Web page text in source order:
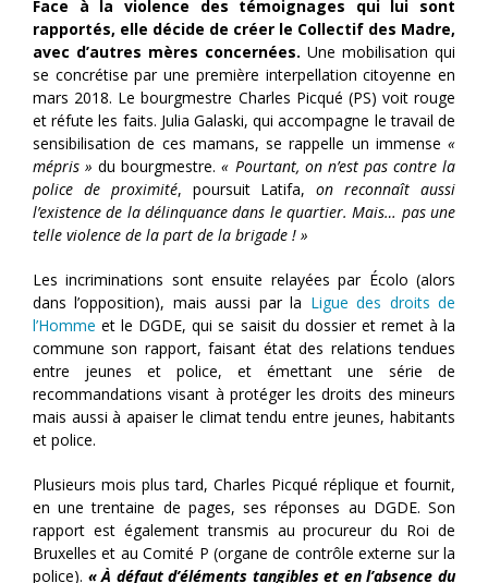
Face à la violence des témoignages qui lui sont
rapportés, elle décide de créer le Collectif des Madre,
avec d’autres mères concernées. Une mobilisation qui
se concrétise par une première interpellation citoyenne en
mars 2018. Le bourgmestre Charles Picqué (PS) voit rouge
et réfute les faits. Julia Galaski, qui accompagne le travail de
sensibilisation de ces mamans, se rappelle un immense «
mépris » du bourgmestre.« Pourtant, on n’est pas contre la
police de proximité, poursuit Latifa,on reconnaît aussi
l’existence de la délinquance dans le quartier. Mais… pas une
telle violence de la part de la brigade ! »
Les incriminations sont ensuite relayées par Écolo (alors
dans l’opposition), mais aussi par la Ligue des droits de
l’Homme et le DGDE, qui se saisit du dossier et remet à la
commune son rapport, faisant état des relations tendues
entre jeunes et police, et émettant une série de
recommandations visant à protéger les droits des mineurs
mais aussi à apaiser le climat tendu entre jeunes, habitants
et police.
Plusieurs mois plus tard, Charles Picqué réplique et fournit,
en une trentaine de pages, ses réponses au DGDE. Son
rapport est également transmis au procureur du Roi de
Bruxelles et au Comité P (organe de contrôle externe sur la
police). « À défaut d’éléments tangibles et en l’absence du